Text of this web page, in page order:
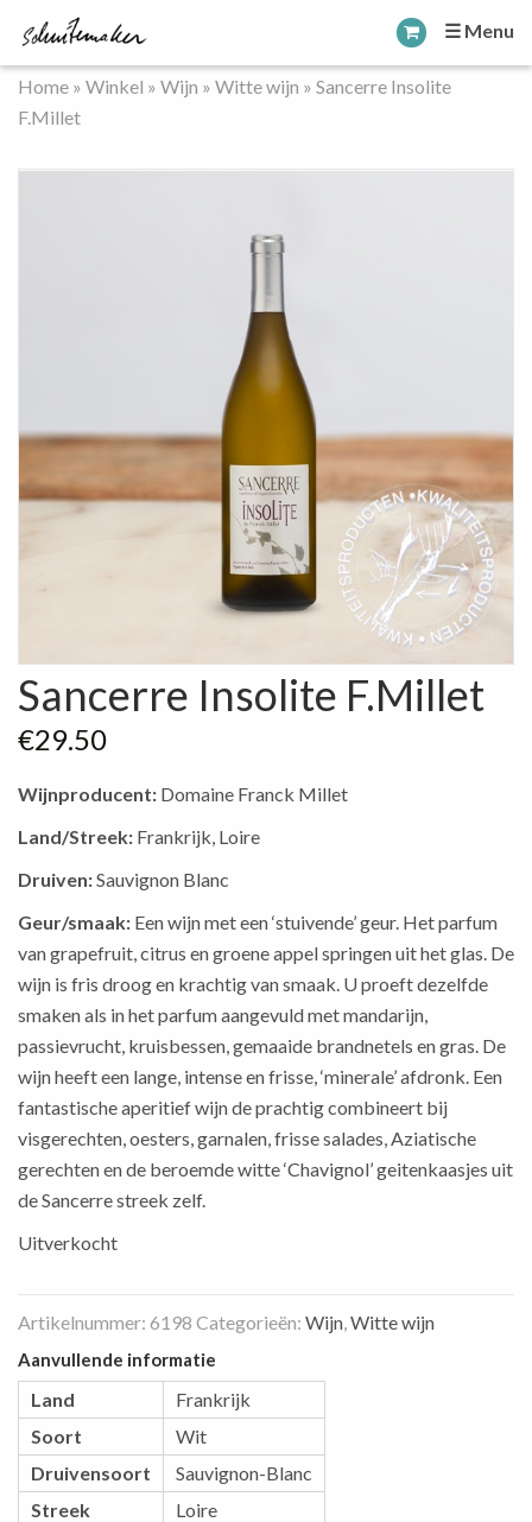
☰ Menu
Home » Winkel » Wijn » Witte wijn » Sancerre Insolite
F.Millet
Sancerre Insolite F.Millet
€29.50
Wijnproducent: Domaine Franck Millet
Land/Streek: Frankrijk, Loire
Druiven:Sauvignon Blanc
Geur/smaak: Een wijn met een ‘stuivende’ geur. Het parfum
van grapefruit, citrus en groene appel springen uit het glas. De
wijn is fris droog en krachtig van smaak. U proeft dezelfde
smaken als in het parfum aangevuld met mandarijn,
passievrucht, kruisbessen, gemaaide brandnetels en gras. De
wijn heeft een lange, intense en frisse, ‘minerale’ afdronk. Een
fantastische aperitief wijn de prachtig combineert bij
visgerechten, oesters, garnalen, frisse salades, Aziatische
gerechten en de beroemde witte ‘Chavignol’ geitenkaasjes uit
de Sancerre streek zelf.
Uitverkocht
Artikelnummer: 6198 Categorieën: Wijn,Witte wijn
Aanvullende informatie
Land
Frankrijk
Soort
Wit
Druivensoort
Sauvignon-Blanc
Streek
Loire